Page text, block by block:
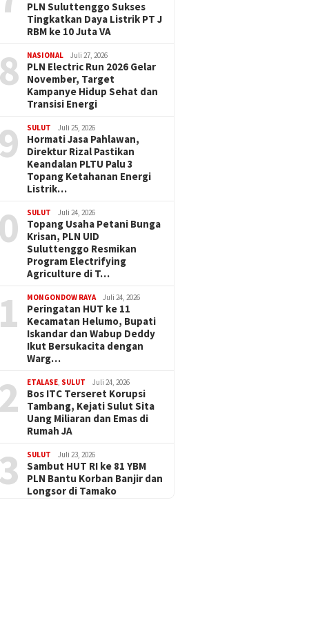
PLN Suluttenggo Sukses
Tingkatkan Daya Listrik PT J
RBM ke 10 Juta VA
NASIONAL Juli 27, 2026
PLN Electric Run 2026 Gelar
November, Target
Kampanye Hidup Sehat dan
Transisi Energi
SULUT Juli 25, 2026
Hormati Jasa Pahlawan,
Direktur Rizal Pastikan
Keandalan PLTU Palu 3
Topang Ketahanan Energi
Listrik…
SULUT Juli 24, 2026
Topang Usaha Petani Bunga
Krisan, PLN UID
Suluttenggo Resmikan
Program Electrifying
Agriculture di T…
MONGONDOW RAYA Juli 24, 2026
Peringatan HUT ke 11
Kecamatan Helumo, Bupati
Iskandar dan Wabup Deddy
Ikut Bersukacita dengan
Warg…
ETALASE SULUT Juli 24, 2026
Bos ITC Terseret Korupsi
Tambang, Kejati Sulut Sita
Uang Miliaran dan Emas di
Rumah JA
SULUT Juli 23, 2026
Sambut HUT RI ke 81 YBM
PLN Bantu Korban Banjir dan
Longsor di Tamako